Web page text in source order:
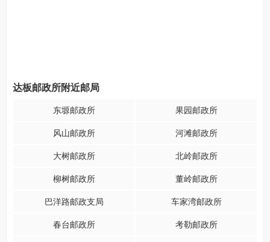
达板邮政所附近邮局
东塬邮政所 果园邮政所
风山邮政所 河滩邮政所
大树邮政所 北岭邮政所
柳树邮政所 董岭邮政所
巴洋路邮政支局 车家湾邮政所
春台邮政所 考勒邮政所